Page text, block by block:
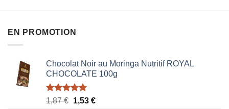
EN PROMOTION
Chocolat Noir au Moringa Nutritif ROYAL
CHOCOLATE 100g
Note5.00
1,87€ Le
1,53 €Le